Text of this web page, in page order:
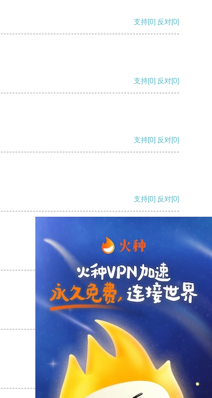
支持[0] 反对[0]
支持[0] 反对[0]
支持[0] 反对[0]
支持[0] 反对[0]
反对
反对[0]